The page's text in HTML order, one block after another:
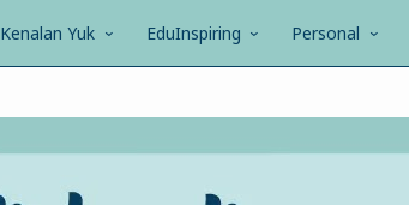
Kenalan Yuk EduInspiring Personal